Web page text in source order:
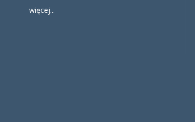
więcej...